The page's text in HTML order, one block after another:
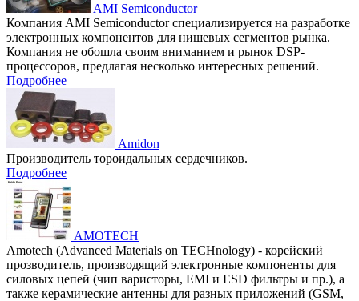
AMI Semiconductor
Компания AMI Semiconductor специализируется на разработке
электронных компонентов для нишевых сегментов рынка.
Компания не обошла своим вниманием и рынок DSP-
процессоров, предлагая несколько интересных решений.
Подробнее
Amidon
Производитель тороидальных сердечников.
Подробнее
AMOTECH
Amotech (Advanced Materials on TECHnology) - корейский
прозводитель, производящий электронные компоненты для
силовых цепей (чип варисторы, EMI и ESD фильтры и пр.), а
также керамические антенны для разных приложений (GSM,